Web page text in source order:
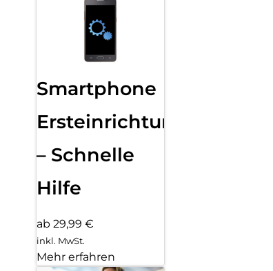
Smartphone
Ersteinrichtung
– Schnelle
Hilfe
ab 29,99 €
inkl. MwSt.
Mehr erfahren